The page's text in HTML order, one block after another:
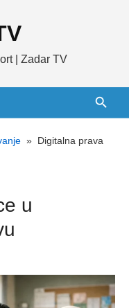
| Zadar TV
» Digitalna prava
u